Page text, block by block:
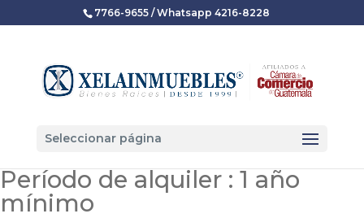
7766-9655 / Whatsapp 4216-8228
Seleccionar página
Período de alquiler : 1 año
mínimo